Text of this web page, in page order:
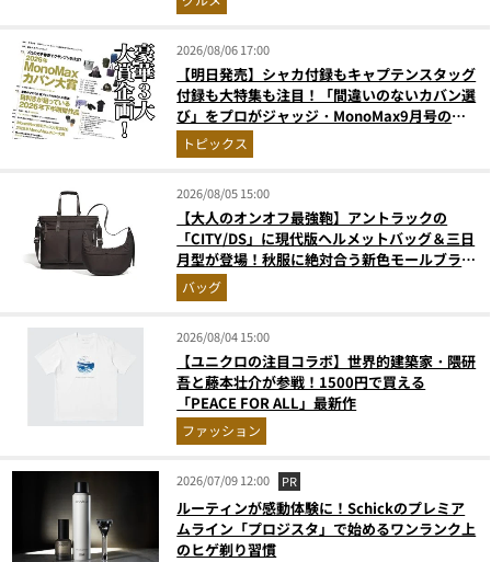
2026/08/06 17:00
【明日発売】シャカ付録もキャプテンスタッグ
付録も大特集も注目！「間違いのないカバン選
び」をプロがジャッジ・MonoMax9月号の目
次を公開
トピックス
2026/08/05 15:00
【大人のオンオフ最強鞄】アントラックの
「CITY/DS」に現代版ヘルメットバッグ＆三日
月型が登場！秋服に絶対合う新色モールブラウ
ンが傑作
バッグ
2026/08/04 15:00
【ユニクロの注目コラボ】世界的建築家・隈研
吾と藤本壮介が参戦！1500円で買える
「PEACE FOR ALL」最新作
ファッション
2026/07/09 12:00 PR
ルーティンが感動体験に！Schickのプレミア
ムライン「プロジスタ」で始めるワンランク上
のヒゲ剃り習慣